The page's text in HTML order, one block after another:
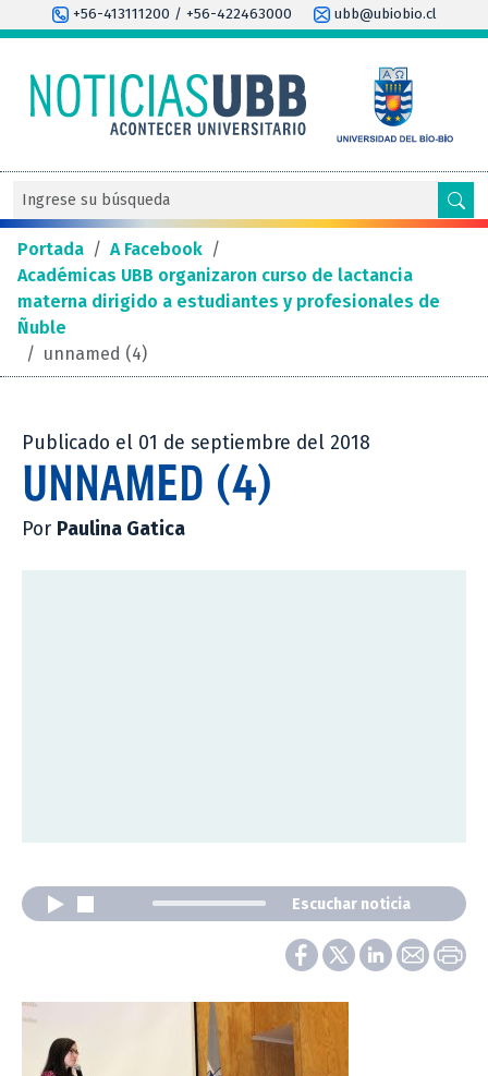
+56-413111200 / +56-422463000 ubb@ubiobio.cl
Portada / A Facebook /
Académicas UBB organizaron curso de lactancia
materna dirigido a estudiantes y profesionales de
Ñuble
/ unnamed (4)
Publicado el 01 de septiembre del 2018
UNNAMED (4)
Por Paulina Gatica
Escuchar noticia